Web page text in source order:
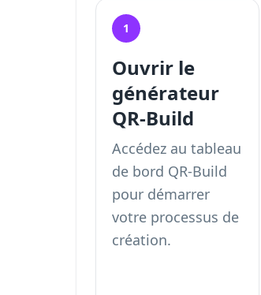
1
Ouvrir le
générateur
QR-Build
Accédez au tableau
de bord QR-Build
pour démarrer
votre processus de
création.